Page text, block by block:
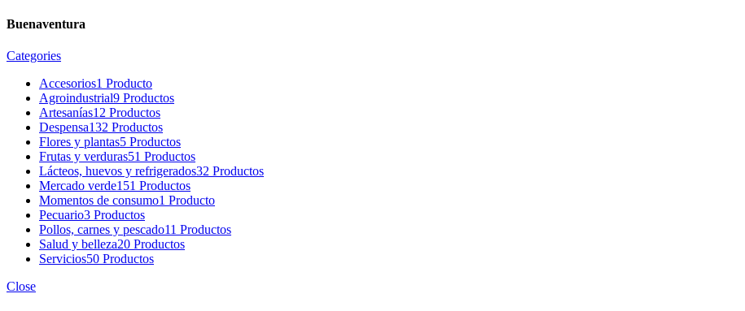
Buenaventura
Categories
Accesorios1 Producto
Agroindustrial9 Productos
Artesanías12 Productos
Despensa132 Productos
Flores y plantas5 Productos
Frutas y verduras51 Productos
Lácteos, huevos y refrigerados32 Productos
Mercado verde151 Productos
Momentos de consumo1 Producto
Pecuario3 Productos
Pollos, carnes y pescado11 Productos
Salud y belleza20 Productos
Servicios50 Productos
Close